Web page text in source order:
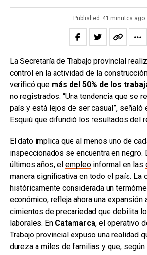
Published 41 minutos ago
La Secretaría de Trabajo provincial
control en la actividad de la
verificó que más del 50% de los
no registrados. “Una tendencia que se
país y está lejos de ser casual”, señaló
Esquiú que difundió los resultados del
El dato implica que al menos uno de
inspeccionados se encuentra en negro.
últimos años, el empleo informal en las
manera significativa en todo el país. La
históricamente considerada un
económico, refleja ahora una expansión
cimientos de precariedad que debilita
laborales. En Catamarca, el operativo
Trabajo provincial expuso una realidad
dureza a miles de familias y que,